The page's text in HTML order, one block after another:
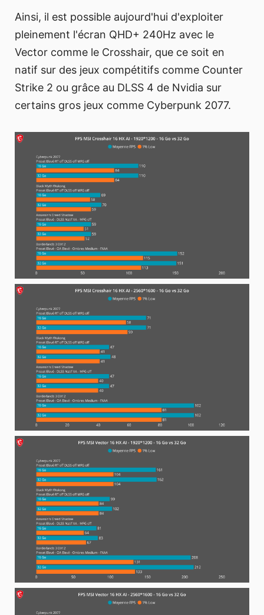
Ainsi, il est possible aujourd'hui d'exploiter
pleinement l'écran QHD+ 240Hz avec le
Vector comme le Crosshair, que ce soit en
natif sur des jeux compétitifs comme Counter
Strike 2 ou grâce au DLSS 4 de Nvidia sur
certains gros jeux comme Cyberpunk 2077.